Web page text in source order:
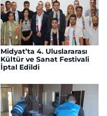
Midyat’ta 4. Uluslararası
Kültür ve Sanat Festivali
İptal Edildi